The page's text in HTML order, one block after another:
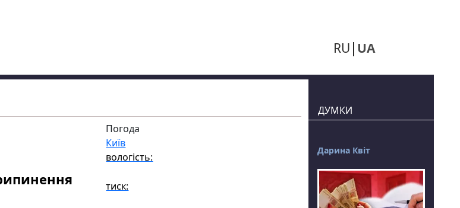
RU UA
Погода
Київ
вологість:
тиск:
ДУМКИ
Дарина Квіт